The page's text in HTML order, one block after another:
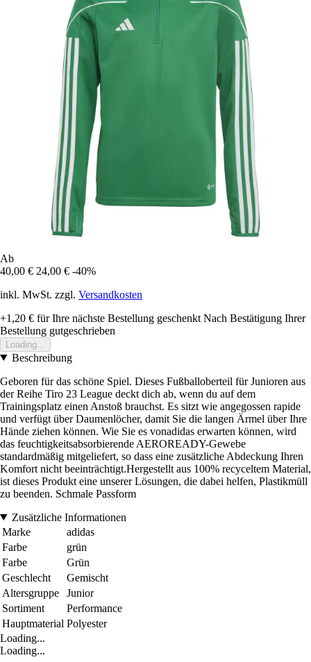
Ab
40,00 € 24,00 € -40%
inkl. MwSt. zzgl. Versandkosten
+1,20 € für Ihre nächste Bestellung geschenkt Nach Bestätigung Ihrer
Bestellung gutgeschrieben
Loading...
Beschreibung
Geboren für das schöne Spiel. Dieses Fußballoberteil für Junioren aus
der Reihe Tiro 23 League deckt dich ab, wenn du auf dem
Trainingsplatz einen Anstoß brauchst. Es sitzt wie angegossen rapide
und verfügt über Daumenlöcher, damit Sie die langen Ärmel über Ihre
Hände ziehen können. Wie Sie es vonadidas erwarten können, wird
das feuchtigkeitsabsorbierende AEROREADY-Gewebe
standardmäßig mitgeliefert, so dass eine zusätzliche Abdeckung Ihren
Komfort nicht beeinträchtigt.Hergestellt aus 100% recyceltem Material,
ist dieses Produkt eine unserer Lösungen, die dabei helfen, Plastikmüll
zu beenden. Schmale Passform
Zusätzliche Informationen
Marke
adidas
Farbe
grün
Farbe
Grün
Geschlecht
Gemischt
Altersgruppe
Junior
Sortiment
Performance
Hauptmaterial Polyester
Loading...
Loading...